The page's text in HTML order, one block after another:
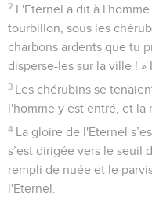
2 L'Eternel a dit à
tourbillon, sous les
charbons ardents que tu
disperse-les sur la ville ! »
3 Les chérubins se
l'homme y est entré, et la
4 La gloire de l'Eternel
s’est dirigée vers le seuil
rempli de nuée et le
l'Eternel.